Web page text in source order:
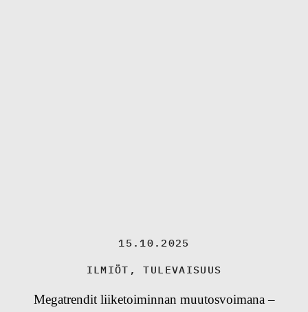
15.10.2025
ILMIÖT ,TULEVAISUUS
Megatrendit liiketoiminnan muutosvoimana –